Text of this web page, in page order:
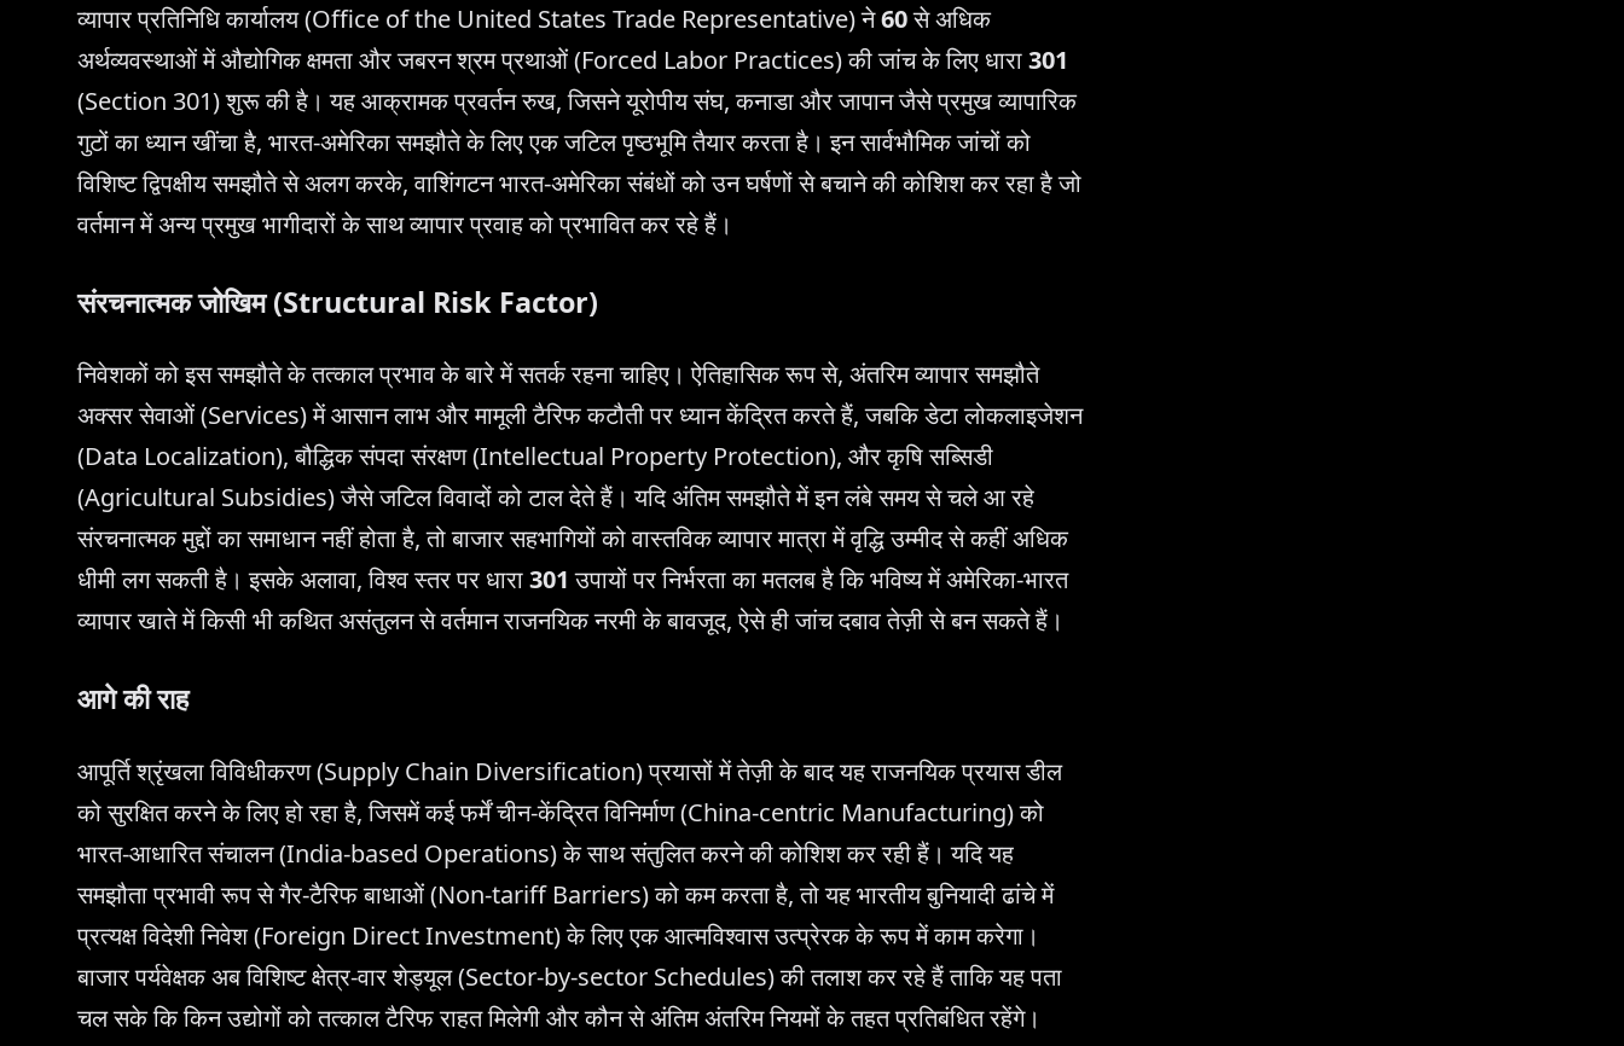
व्यापार प्रतिनिधि कार्यालय (Office of the United States Trade Representative) ने60से अधिक
अर्थव्यवस्थाओं में औद्योगिक क्षमता और जबरन श्रम प्रथाओं (Forced Labor Practices) की जांच के लिए धारा301
(Section 301) शुरू की है। यह आक्रामक प्रवर्तन रुख, जिसने यूरोपीय संघ, कनाडा और जापान जैसे प्रमुख व्यापारिक
गुटों का ध्यान खींचा है, भारत-अमेरिका समझौते के लिए एक जटिल पृष्ठभूमि तैयार करता है। इन सार्वभौमिक जांचों को
विशिष्ट द्विपक्षीय समझौते से अलग करके, वाशिंगटन भारत-अमेरिका संबंधों को उन घर्षणों से बचाने की कोशिश कर रहा है जो
वर्तमान में अन्य प्रमुख भागीदारों के साथ व्यापार प्रवाह को प्रभावित कर रहे हैं।
संरचनात्मक जोखिम (Structural Risk Factor)
निवेशकों को इस समझौते के तत्काल प्रभाव के बारे में सतर्क रहना चाहिए। ऐतिहासिक रूप से, अंतरिम व्यापार समझौते
अक्सर सेवाओं (Services) में आसान लाभ और मामूली टैरिफ कटौती पर ध्यान केंद्रित करते हैं, जबकि डेटा लोकलाइजेशन
(Data Localization), बौद्धिक संपदा संरक्षण (Intellectual Property Protection), और कृषि सब्सिडी
(Agricultural Subsidies) जैसे जटिल विवादों को टाल देते हैं। यदि अंतिम समझौते में इन लंबे समय से चले आ रहे
संरचनात्मक मुद्दों का समाधान नहीं होता है, तो बाजार सहभागियों को वास्तविक व्यापार मात्रा में वृद्धि उम्मीद से कहीं अधिक
धीमी लग सकती है। इसके अलावा, विश्व स्तर पर धारा301 उपायों पर निर्भरता का मतलब है कि भविष्य में अमेरिका-भारत
व्यापार खाते में किसी भी कथित असंतुलन से वर्तमान राजनयिक नरमी के बावजूद, ऐसे ही जांच दबाव तेज़ी से बन सकते हैं।
आगे की राह
आपूर्ति श्रृंखला विविधीकरण (Supply Chain Diversification) प्रयासों में तेज़ी के बाद यह राजनयिक प्रयास डील
को सुरक्षित करने के लिए हो रहा है, जिसमें कई फर्में चीन-केंद्रित विनिर्माण (China-centric Manufacturing) को
भारत-आधारित संचालन (India-based Operations) के साथ संतुलित करने की कोशिश कर रही हैं। यदि यह
समझौता प्रभावी रूप से गैर-टैरिफ बाधाओं (Non-tariff Barriers) को कम करता है, तो यह भारतीय बुनियादी ढांचे में
प्रत्यक्ष विदेशी निवेश (Foreign Direct Investment) के लिए एक आत्मविश्वास उत्प्रेरक के रूप में काम करेगा।
बाजार पर्यवेक्षक अब विशिष्ट क्षेत्र-वार शेड्यूल (Sector-by-sector Schedules) की तलाश कर रहे हैं ताकि यह पता
चल सके कि किन उद्योगों को तत्काल टैरिफ राहत मिलेगी और कौन से अंतिम अंतरिम नियमों के तहत प्रतिबंधित रहेंगे।